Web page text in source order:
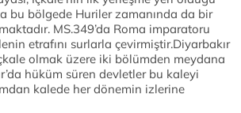
bu bölgede Huriler zamanında da bir
MS.349’da Roma imparatoru
etrafını surlarla çevirmiştir.Diyarbakır
olmak üzere iki bölümden meydana
hüküm süren devletler bu kaleyi
kalede her dönemin izlerine